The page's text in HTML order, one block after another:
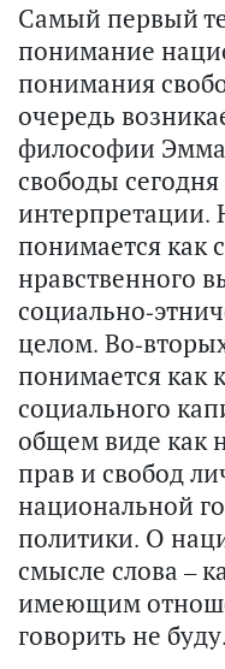
Самый первый
понимание
понимания
очередь
философии
свободы
интерпретации.
понимается как
нравственного
социально-
целом. Во-
понимается как
социального
общем виде как
прав и свобод
национальной
политики. О
смысле слова –
имеющим
говорить не буду.